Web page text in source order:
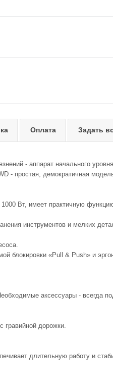
Оплата Задать
- аппарат начального
- простая, демократичная
Вт, имеет практичную
инструментов и мелких
блокировки «Pull & Push» и
аксессуары - всегда
гравийной дорожки.
длительную работу и